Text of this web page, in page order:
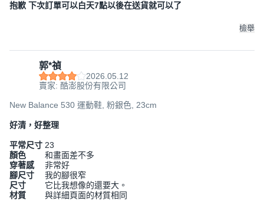
抱歉 下次訂單可以白天7點以後在送貨就可以了
檢舉
郭*禎
2026.05.12
賣家: 酷澎股份有限公司
New Balance 530 運動鞋, 粉銀色, 23cm
好清，好整理
平常尺寸 23
顏色
和畫面差不多
穿著感
非常好
腳尺寸
我的腳很窄
尺寸
它比我想像的還要大。
材質
與詳細頁面的材質相同